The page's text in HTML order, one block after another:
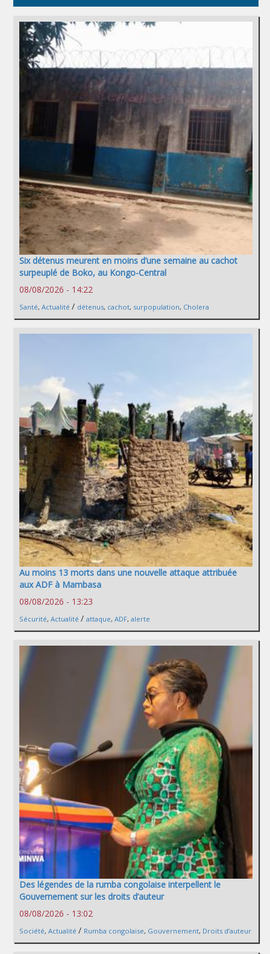
Six détenus meurent en moins d’une semaine au cachot
surpeuplé de Boko, au Kongo-Central
08/08/2026 - 14:22
Santé, Actualité / détenus, cachot, surpopulation, Cholera
Au moins 13 morts dans une nouvelle attaque attribuée
aux ADF à Mambasa
08/08/2026 - 13:23
Sécurité, Actualité / attaque, ADF, alerte
Des légendes de la rumba congolaise interpellent le
Gouvernement sur les droits d’auteur
08/08/2026 - 13:02
Société, Actualité / Rumba congolaise, Gouvernement, Droits d’auteur